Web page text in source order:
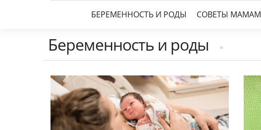
БЕРЕМЕННОСТЬ И РОДЫ СОВЕТЫ МАМАМ
Беременность и роды